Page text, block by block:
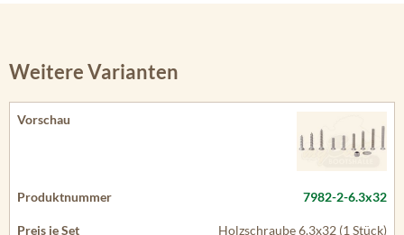
Weitere Varianten
7982-2-6.3x32
Holzschraube 6.3x32 (1 Stück)